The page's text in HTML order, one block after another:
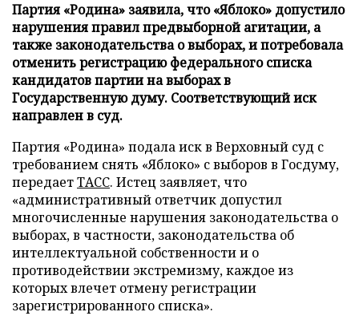
Партия «Родина» заявила, что «Яблоко» допустило
нарушения правил предвыборной агитации, а
также законодательства о выборах, и потребовала
отменить регистрацию федерального списка
кандидатов партии на выборах в
Государственную думу. Соответствующий иск
направлен в суд.
Партия «Родина» подала иск в Верховный суд с
требованием снять «Яблоко» с выборов в Госдуму,
передаетТАСС. Истец заявляет, что
«административный ответчик допустил
многочисленные нарушения законодательства о
выборах, в частности, законодательства об
интеллектуальной собственности и о
противодействии экстремизму, каждое из
которых влечет отмену регистрации
зарегистрированного списка».